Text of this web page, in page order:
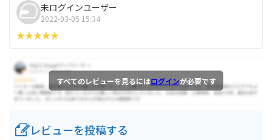
未ログインユーザー
2022-03-05 15:34
すべてのレビューを見るにはログインが必要です
レビューを投稿する